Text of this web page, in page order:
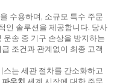
수용하며, 소규모 특수 주문
인 솔루션을 제공합니다. 당사
운송 중 기구 손상을 방지하는
조건과 관계없이 최종 고객
는 세관 절차를 간소화하고